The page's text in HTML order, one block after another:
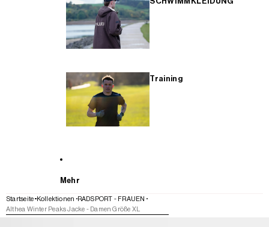
Training
Mehr
Startseite Kollektionen RADSPORT - FRAUEN
Althea Winter Peaks Jacke - Damen Größe XL
WEITER ZU DEN PRODUKTINFORMATIONEN